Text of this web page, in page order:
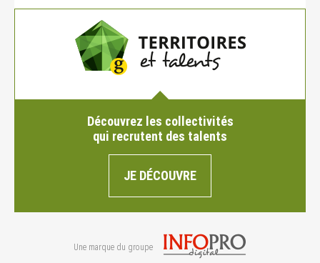
Découvrez les collectivités
qui recrutent des talents
JE DÉCOUVRE
Une marque du groupe